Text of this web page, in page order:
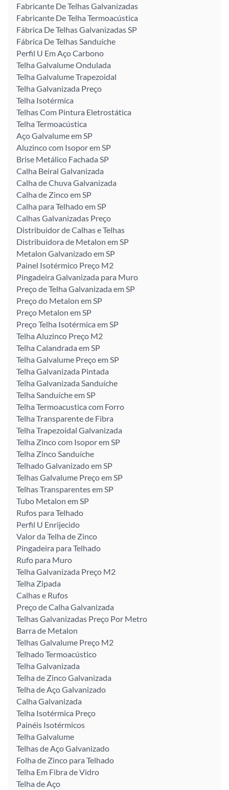
Fabricante De Telhas Galvanizadas
Fabricante De Telha Termoacústica
Fábrica De Telhas Galvanizadas SP
Fábrica De Telhas Sanduíche
Perfil U Em Aço Carbono
Telha Galvalume Ondulada
Telha Galvalume Trapezoidal
Telha Galvanizada Preço
Telha Isotérmica
Telhas Com Pintura Eletrostática
Telha Termoacústica
Aço Galvalume em SP
Aluzinco com Isopor em SP
Brise Metálico Fachada SP
Calha Beiral Galvanizada
Calha de Chuva Galvanizada
Calha de Zinco em SP
Calha para Telhado em SP
Calhas Galvanizadas Preço
Distribuidor de Calhas e Telhas
Distribuidora de Metalon em SP
Metalon Galvanizado em SP
Painel Isotérmico Preço M2
Pingadeira Galvanizada para Muro
Preço de Telha Galvanizada em SP
Preço do Metalon em SP
Preço Metalon em SP
Preço Telha Isotérmica em SP
Telha Aluzinco Preço M2
Telha Calandrada em SP
Telha Galvalume Preço em SP
Telha Galvanizada Pintada
Telha Galvanizada Sanduíche
Telha Sanduíche em SP
Telha Termoacustica com Forro
Telha Transparente de Fibra
Telha Trapezoidal Galvanizada
Telha Zinco com Isopor em SP
Telha Zinco Sanduíche
Telhado Galvanizado em SP
Telhas Galvalume Preço em SP
Telhas Transparentes em SP
Tubo Metalon em SP
Rufos para Telhado
Perfil U Enrijecido
Valor da Telha de Zinco
Pingadeira para Telhado
Rufo para Muro
Telha Galvanizada Preço M2
Telha Zipada
Calhas e Rufos
Preço de Calha Galvanizada
Telhas Galvanizadas Preço Por Metro
Barra de Metalon
Telhas Galvalume Preço M2
Telhado Termoacústico
Telha Galvanizada
Telha de Zinco Galvanizada
Telha de Aço Galvanizado
Calha Galvanizada
Telha Isotérmica Preço
Painéis Isotérmicos
Telha Galvalume
Telhas de Aço Galvanizado
Folha de Zinco para Telhado
Telha Em Fibra de Vidro
Telha de Aço